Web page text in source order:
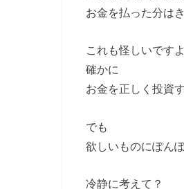
お金を払った分は
これも怪しいです
確かに
お金を正しく投資
でも
欲しいものにぽん
冷静に考えて？